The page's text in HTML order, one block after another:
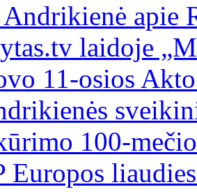
apie
laidoje
11-osios
100-
Europos